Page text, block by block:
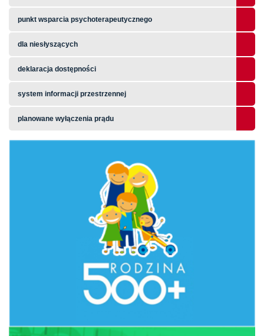
punkt wsparcia psychoterapeutycznego
dla niesłyszących
deklaracja dostępności
system informacji przestrzennej
planowane wyłączenia prądu